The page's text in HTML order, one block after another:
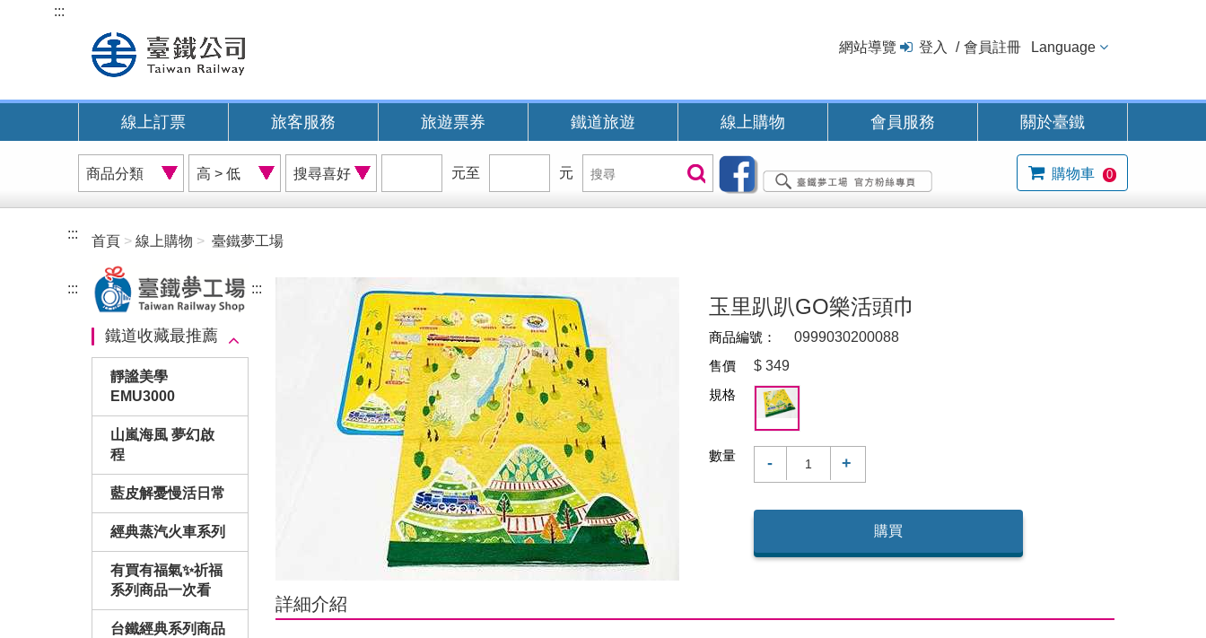
內
:::
網站導覽 登入 會員註冊 Language
線上訂票 旅客服務 旅遊票券 鐵道旅遊 線上購物 會員服務 關於臺鐵
商
品
分
價
格
排
搜
尋
喜
位
元至
位
元
搜
尋
搜尋 購物車 0
::: 首頁 線上購物 臺鐵夢工場
:::
鐵道收藏最推薦
靜謐美學
EMU3000
山嵐海風 夢幻啟
程
藍皮解憂慢活日常
經典蒸汽火車系列
有買有福氣✨祈福
系列商品一次看
台鐵經典系列商品
:::
玉里趴趴GO樂活頭巾
商品編號：
0999030200088
售價
$ 349
規格
數量 - +
購買
詳細介紹